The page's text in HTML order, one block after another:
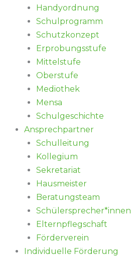
Handyordnung
Schulprogramm
Schutzkonzept
Erprobungsstufe
Mittelstufe
Oberstufe
Mediothek
Mensa
Schulgeschichte
Ansprechpartner
Schulleitung
Kollegium
Sekretariat
Hausmeister
Beratungsteam
Schülersprecher*innen
Elternpflegschaft
Förderverein
Individuelle Förderung